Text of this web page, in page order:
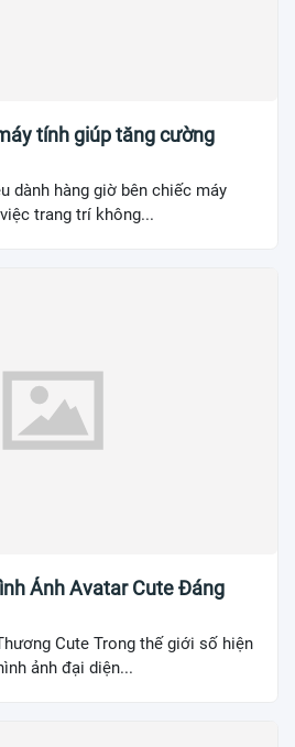
tính giúp tăng cường
dành hàng giờ bên chiếc máy
trang trí không...
Ảnh Avatar Cute Đáng
Cute Trong thế giới số hiện
ảnh đại diện...